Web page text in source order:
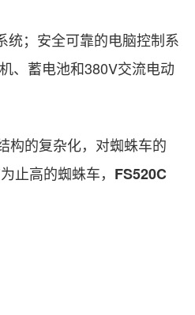
统；安全可靠的电脑控制系
、蓄电池和380V交流电动
构的复杂化，对蜘蛛车的
止高的蜘蛛车， FS520C